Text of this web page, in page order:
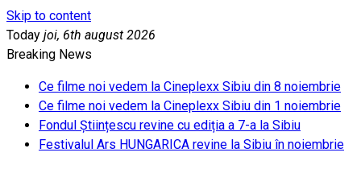
Skip to content
Today joi, 6th august 2026
Breaking News
Ce filme noi vedem la Cineplexx Sibiu din 8 noiembrie
Ce filme noi vedem la Cineplexx Sibiu din 1 noiembrie
Fondul Științescu revine cu ediția a 7-a la Sibiu
Festivalul Ars HUNGARICA revine la Sibiu în noiembrie